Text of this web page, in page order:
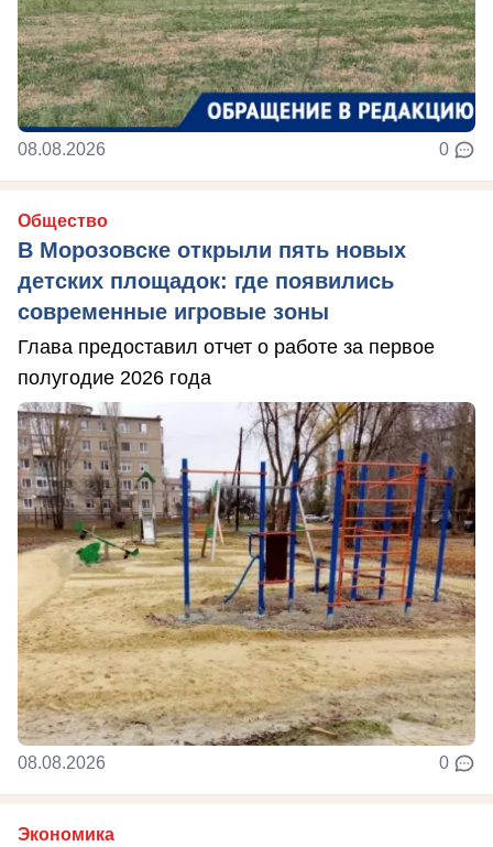
08.08.2026 0
Общество
В Морозовске открыли пять новых
детских площадок: где появились
современные игровые зоны
Глава предоставил отчет о работе за первое
полугодие 2026 года
08.08.2026 0
Экономика